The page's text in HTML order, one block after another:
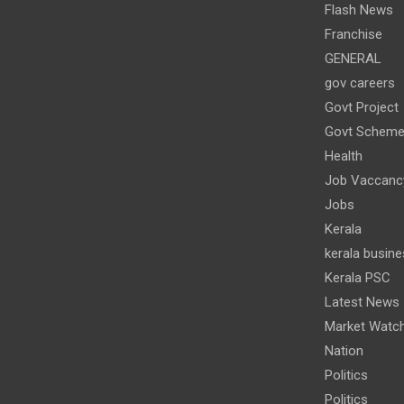
Flash News
Franchise
GENERAL
gov careers
Govt Project
Govt
Health
Job
Jobs
Kerala
kerala
Kerala PSC
Latest News
Market
Nation
Politics
Politics